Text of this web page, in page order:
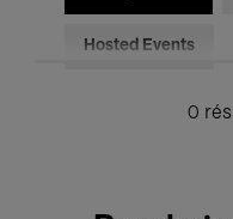
Hosted Events
0